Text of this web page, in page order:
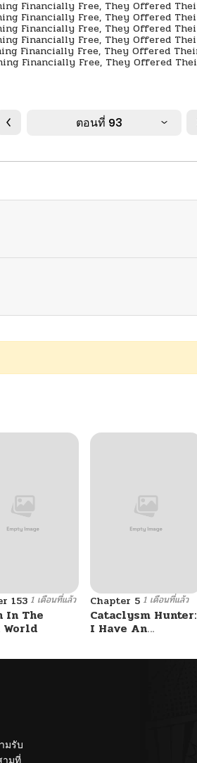
ตอนที่ 93
153 1 เดือนที่แล้ว
In The
Chapter 5 1 เดือนที่แล้ว
Cataclysm Hunter:
I Have An
System
มรับ
ามที่